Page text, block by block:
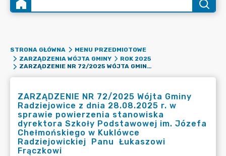
STRONA GŁÓWNA
MENU PRZEDMIOTOWE
ZARZĄDZENIA WÓJTA GMINY
ROK 2025
ZARZĄDZENIE NR 72/2025 WÓJTA GMINY RADZIEJOWICE Z DNIA 28.08.2025 R. W SPRAWIE POWIERZENIA STANOWISKA DYREKTORA SZKOŁY PODSTAWOWEJ IM. JÓZEFA CHEŁMOŃSKIEGO W KUKLÓWCE RADZIEJOWICKIEJ PANU ŁUKASZOWI FRĄCZKOWI
ZARZĄDZENIE NR 72/2025 Wójta Gminy
Radziejowice z dnia 28.08.2025 r. w
sprawie powierzenia stanowiska
dyrektora Szkoły Podstawowej im. Józefa
Chełmońskiego w Kuklówce
Radziejowickiej Panu Łukaszowi
Frączkowi